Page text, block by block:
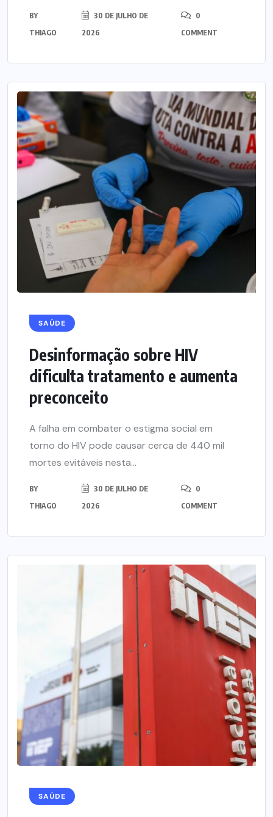
BY
THIAGO
30 DE JULHO DE
2026
0
COMMENT
SAÚDE
Desinformação sobre HIV
dificulta tratamento e aumenta
preconceito
A falha em combater o estigma social em
torno do HIV pode causar cerca de 440 mil
mortes evitáveis nesta...
BY
THIAGO
30 DE JULHO DE
2026
0
COMMENT
SAÚDE